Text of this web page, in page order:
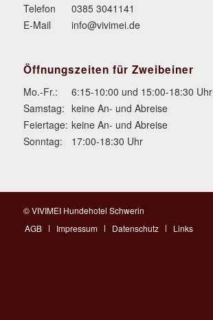
Telefon
0385 3041141
E-Mail
info@vivimei.de
Öffnungszeiten für Zweibeiner
Mo.-Fr.:
6:15-10:00 und 15:00-18:30 Uhr
Samstag: keine An- und Abreise
Feiertage: keine An- und Abreise
Sonntag:
17:00-18:30 Uhr
© VIVIMEI Hundehotel Schwerin
AGB
Impressum Datenschutz Links